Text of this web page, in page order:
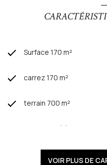
rare à la vente avec Mr
immobilier à Montpellier.
Surface 170 m²
carrez 170 m²
terrain 700 m²
4 chambre(s)
VOIR PLUS DE